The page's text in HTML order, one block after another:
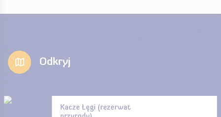
Odkryj
Kacze Łęgi (rezerwat